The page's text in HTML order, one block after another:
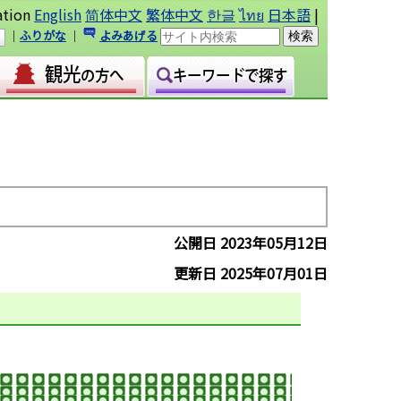
English简体中文 繁体中文 한글 ไทย 日本語 |
｜ ふりがな ｜ よみあげる
公開日 2023年05月12日
更新日 2025年07月01日